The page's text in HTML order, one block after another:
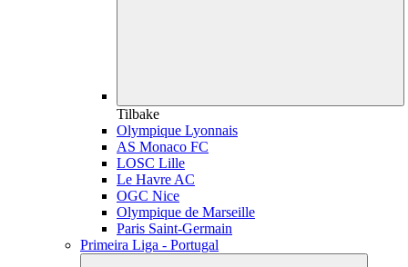
Tilbake
Olympique Lyonnais
AS Monaco FC
LOSC Lille
Le Havre AC
OGC Nice
Olympique de Marseille
Paris Saint-Germain
Primeira Liga - Portugal